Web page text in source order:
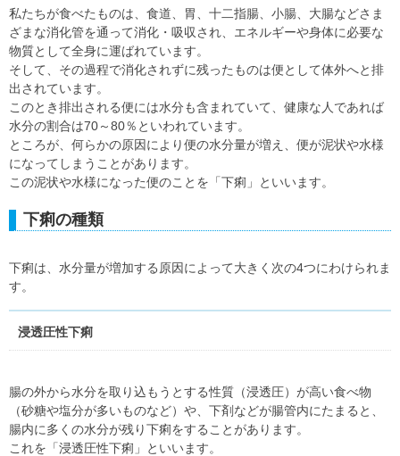
私たちが食べたものは、食道、胃、十二指腸、小腸、大腸などさま
ざまな消化管を通って消化・吸収され、エネルギーや身体に必要な
物質として全身に運ばれています。
そして、その過程で消化されずに残ったものは便として体外へと排
出されています。
このとき排出される便には水分も含まれていて、健康な人であれば
水分の割合は70～80％といわれています。
ところが、何らかの原因により便の水分量が増え、便が泥状や水様
になってしまうことがあります。
この泥状や水様になった便のことを「下痢」といいます。
下痢の種類
下痢は、水分量が増加する原因によって大きく次の4つにわけられま
す。
浸透圧性下痢
腸の外から水分を取り込もうとする性質（浸透圧）が高い食べ物
（砂糖や塩分が多いものなど）や、下剤などが腸管内にたまると、
腸内に多くの水分が残り下痢をすることがあります。
これを「浸透圧性下痢」といいます。